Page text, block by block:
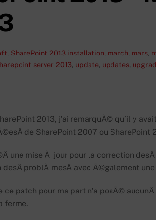
, SharePoint 2013 installation, march, mars,
server 2013, update, updates,
2013, j’ai remarquÃ© qu’il y
de SharePoint 2007 ou SharePoint
une mise Ã jour pour la correction
problÃ¨mesÂ avec Ã©galement
ce patch pour ma part n’a posÃ©
ferme.